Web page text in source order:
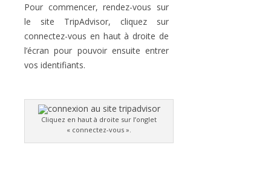
Pour commencer, rendez-vous sur
le site TripAdvisor, cliquez sur
connectez-vous en haut à droite de
l’écran pour pouvoir ensuite entrer
vos identifiants.
Cliquez en haut à droite sur l’onglet
« connectez-vous ».